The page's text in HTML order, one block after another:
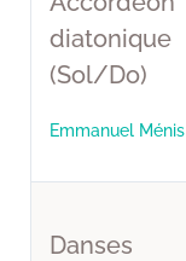
diatonique
(Sol/Do)
Emmanuel Ménis
Danses